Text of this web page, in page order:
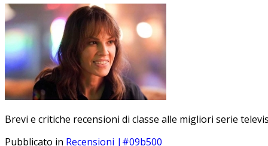
Brevi e critiche recensioni di classe alle migliori serie
Pubblicato in Recensioni |#09b500